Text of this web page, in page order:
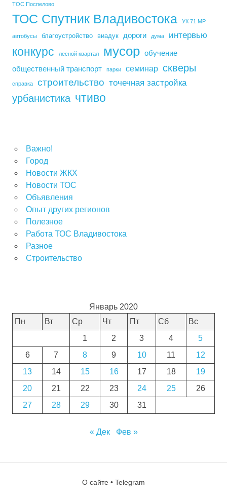
ТОС Поспелово
ТОС Спутник Владивостока УК 71 МР
автобусы благоустройство виадук дороги дума интервью
конкурс лесной квартал мусор обучение
общественный транспорт
парки семинар скверы
справка строительство точечная застройка
урбанистика чтиво
Важно!
Город
Новости ЖКХ
Новости ТОС
Объявления
Опыт других регионов
Полезное
Работа ТОС Владивостока
Разное
Строительство
Январь 2020
Пн
Вт Ср Чт Пт Сб
Вс
1
2 3 4
5
6
7 8 9 10 11
12
13
14 15 16 17 18
19
20
21 22 23 24 25
26
27
28 29 30 31
« Дек Фев »
О сайте • Telegram